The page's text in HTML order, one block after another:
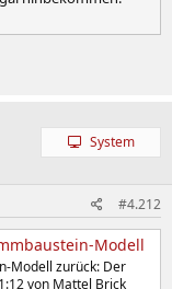
System
#4.212
Modell
Modell zurück: Der
von Mattel Brick